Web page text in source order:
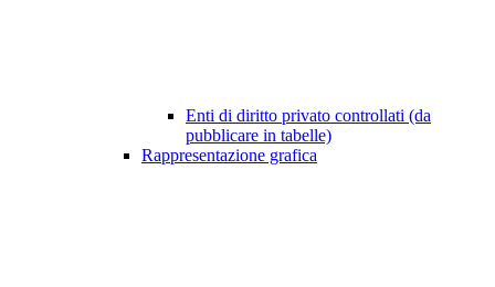
Enti di diritto privato controllati (da
pubblicare in tabelle)
Rappresentazione grafica